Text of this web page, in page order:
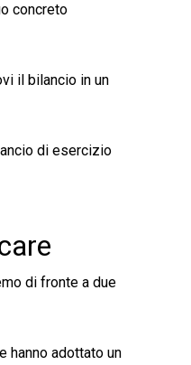
concreto
il bilancio in un
di esercizio
di fronte a due
hanno adottato un